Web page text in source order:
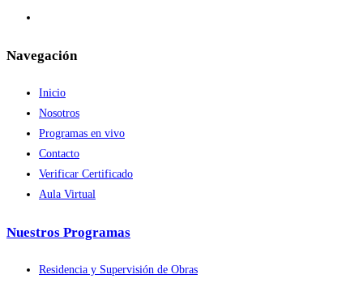
Navegación
Inicio
Nosotros
Programas en vivo
Contacto
Verificar Certificado
Aula Virtual
Nuestros Programas
Residencia y Supervisión de Obras